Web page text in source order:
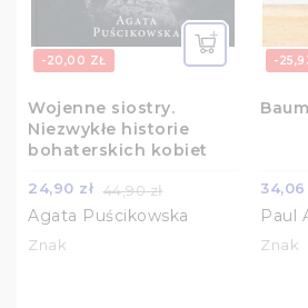
-20,00 ZŁ
Wojenne siostry.
Niezwykłe historie
bohaterskich kobiet
24,90 zł 44,90 zł
Agata Puścikowska
Znak
-
34,06
Paul
Znak